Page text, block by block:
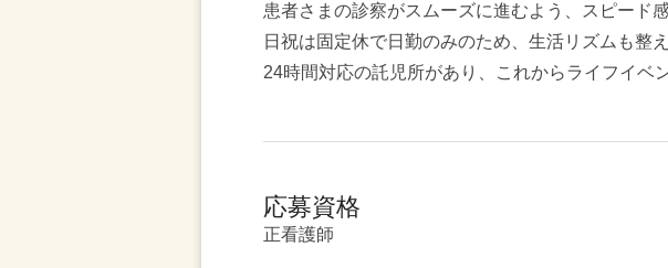
患者さまの診察がスムーズに進むよう、スピード
日祝は固定休で日勤のみのため、生活リズムも整
24時間対応の託児所があり、これからライフイベ
応募資格
正看護師